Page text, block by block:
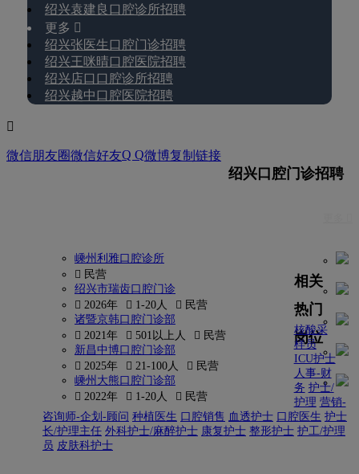
绍兴袁建良口腔诊所招聘
更多 
绍兴张医生口腔门诊招聘
绍兴王咪晴口腔医院招聘
绍兴店口口腔诊所招聘
绍兴越中口腔医院招聘

微信朋友圈微信好友Q Q微博复制链接
绍兴口腔门诊招聘
嵊州利雅口腔诊所
 民营
绍兴市瑞齿口腔门诊
 2026年
 1-20人
 民营
诸暨京韩口腔门诊部
 2021年
 501以上人
 民营
新昌中博口腔门诊部
 2025年
 21-100人
 民营
嵊州大熊口腔门诊部
 2022年
 1-20人  民营
相关
热门
岗位
核酸采
样员
ICU护士
人事-财
务 护士/
护理 营销-
咨询师-企划-顾问 种植医生 口腔销售 血透护士 口腔医生 护士
长/护理主任 外科护士/麻醉护士 康复护士 整形护士 护工/护理
员 皮肤科护士